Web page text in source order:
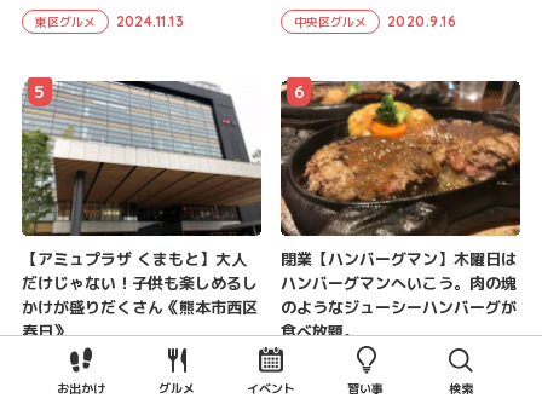
東区グルメ 2024.11.13 中央区グルメ 2020.9.16
【アミュプラザ くまもと】大人
だけじゃない！子供も楽しめるし
かけが盛りだくさん《熊本市西区
春日》
お出かけスポット 2021.5.14
5
閉業【ハンバーグマン】木曜日は
ハンバーグマンへいこう。肉の塊
のようなジューシーハンバーグが
食べ放題。
2017.8.14
6
お出かけ グルメ イベント 習い事 検索